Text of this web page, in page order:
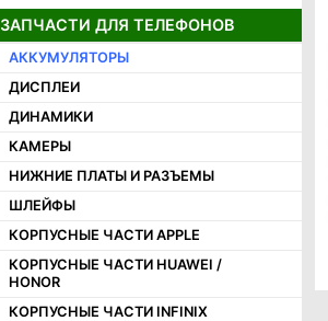
ЗАПЧАСТИ ДЛЯ ТЕЛЕФОНОВ
АККУМУЛЯТОРЫ
ДИСПЛЕИ
ДИНАМИКИ
КАМЕРЫ
НИЖНИЕ ПЛАТЫ И РАЗЪЕМЫ
ШЛЕЙФЫ
КОРПУСНЫЕ ЧАСТИ APPLE
КОРПУСНЫЕ ЧАСТИ HUAWEI /
HONOR
КОРПУСНЫЕ ЧАСТИ INFINIX